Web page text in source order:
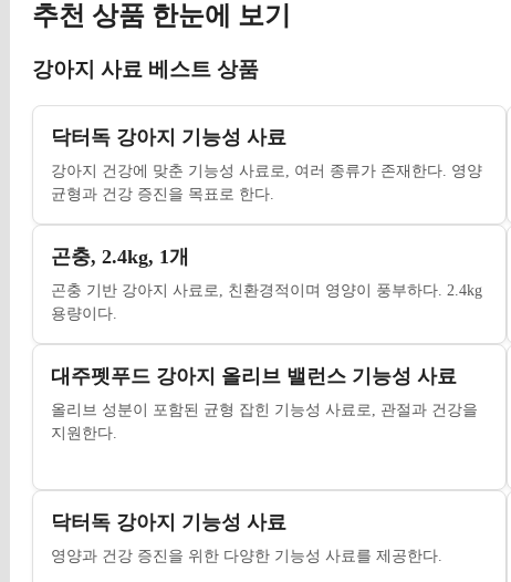
추천 상품 한눈에 보기
강아지 사료 베스트 상품
닥터독 강아지 기능성 사료
강아지 건강에 맞춘 기능성 사료로, 여러 종류가 존재한다. 영양
균형과 건강 증진을 목표로 한다.
곤충, 2.4kg, 1개
곤충 기반 강아지 사료로, 친환경적이며 영양이 풍부하다. 2.4kg
용량이다.
대주펫푸드 강아지 올리브 밸런스 기능성 사료
올리브 성분이 포함된 균형 잡힌 기능성 사료로, 관절과 건강을
지원한다.
닥터독 강아지 기능성 사료
영양과 건강 증진을 위한 다양한 기능성 사료를 제공한다.